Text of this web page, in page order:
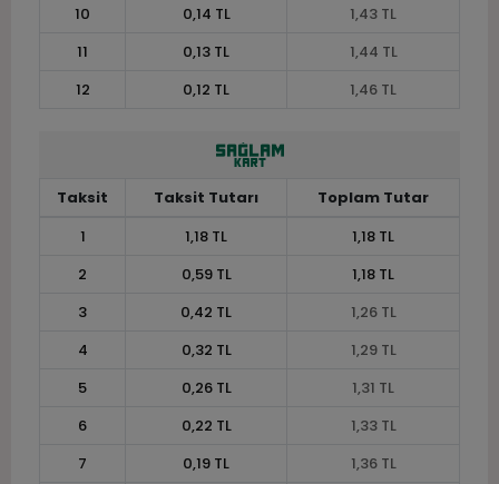
10
0,14 TL
1,43 TL
11
0,13 TL
1,44 TL
12
0,12 TL 1,46 TL
Taksit Taksit Tutarı
Toplam Tutar
1
1,18 TL
1,18 TL
2
0,59 TL
1,18 TL
3
0,42 TL
1,26 TL
4
0,32 TL
1,29 TL
5
0,26 TL
1,31 TL
6
0,22 TL
1,33 TL
7
0,19 TL
1,36 TL